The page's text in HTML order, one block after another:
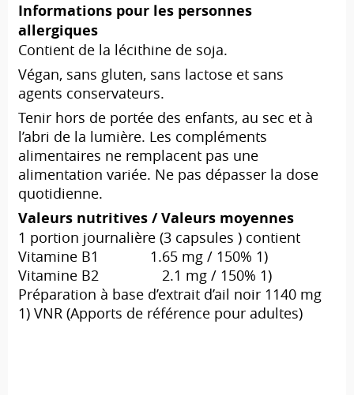
Informations pour les personnes
allergiques
Contient de la lécithine de soja.
Végan, sans gluten, sans lactose et sans
agents conservateurs.
Tenir hors de portée des enfants, au sec et à
l’abri de la lumière. Les compléments
alimentaires ne remplacent pas une
alimentation variée. Ne pas dépasser la dose
quotidienne.
Valeurs nutritives / Valeurs moyennes
1 portion journalière (3 capsules ) contient
Vitamine B1 1.65 mg / 150% 1)
Vitamine B2 2.1 mg / 150% 1)
Préparation à base d’extrait d’ail noir 1140 mg
1) VNR (Apports de référence pour adultes)